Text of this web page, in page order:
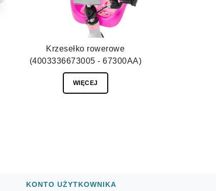
Krzesełko rowerowe
(4003336673005 - 67300AA)
WIĘCEJ
KONTO UŻYTKOWNIKA